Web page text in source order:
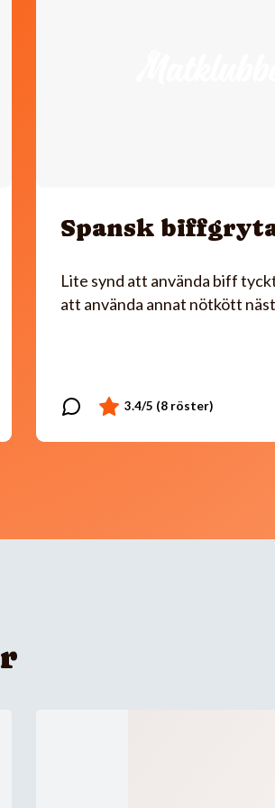
Spansk
Lite synd att använda biff
att använda annat nötkött